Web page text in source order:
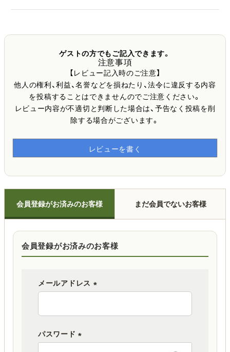
ゲストの方でもご記入できます。
注意事項
【レビュー記入時のご注意】
他人の権利、利益、名誉などを損ねたり、法令に違反する内容
を投稿することはできませんのでご注意ください。
レビュー内容が不適切と判断した場合は、予告なく投稿を削
除する場合がございます。
レビューを書く
会員登録がお済みのお客様 まだ会員でないお客様
会員登録がお済みのお客様
メールアドレス
パスワード